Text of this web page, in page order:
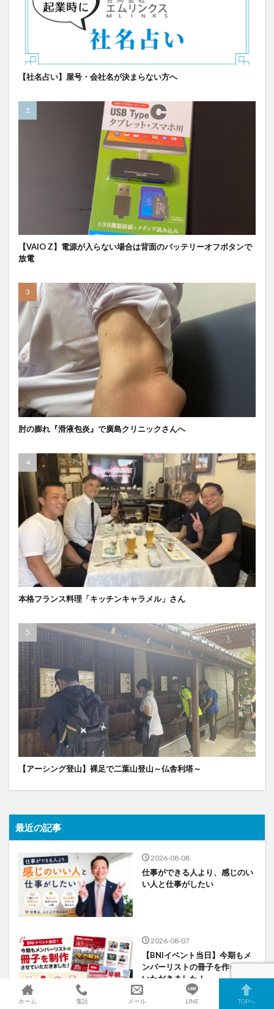
【社名占い】屋号・会社名が決まらない方へ
【VAIO Z】電源が入らない場合は背面のバッテリーオフボタンで
放電
肘の膨れ『滑液包炎』で廣島クリニックさんへ
本格フランス料理「キッチンキャラメル」さん
【アーシング登山】裸足で二葉山登山～仏舎利塔～
最近の記事
2026-08-08
仕事ができる人より、感じのい
い人と仕事がしたい
2026-08-07
【BNIイベント当日】今期もメ
ンバーリストの冊子を作らせて
いただきました！
ホーム 電話 メール LINE TOPへ